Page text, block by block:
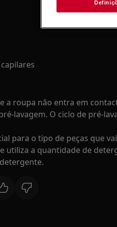
a roupa não entra em
lavagem. O ciclo de pré-
para o tipo de peças que
utiliza a quantidade de